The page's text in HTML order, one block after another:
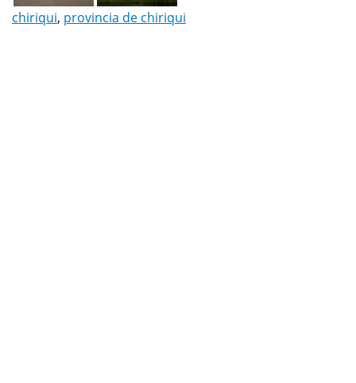
chiriqui, provincia de chiriqui